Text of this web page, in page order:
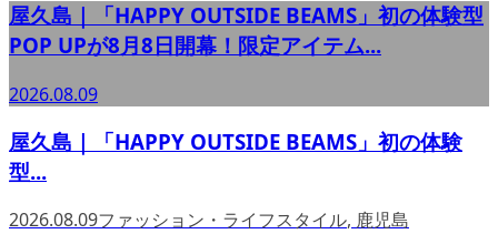
屋久島｜「HAPPY OUTSIDE BEAMS」初の体験型
POP UPが8月8日開幕！限定アイテム...
2026.08.09
屋久島｜「HAPPY OUTSIDE BEAMS」初の体験
型...
2026.08.09ファッション・ライフスタイル, 鹿児島